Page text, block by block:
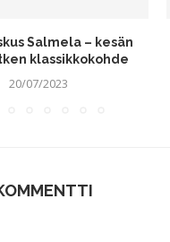
Salmela – kesän
klassikkokohde
20/07/2023